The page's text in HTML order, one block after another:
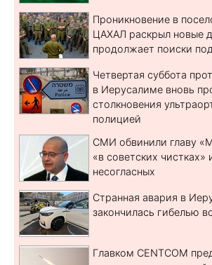
Проникновение в
ЦАХАЛ раскрыл новые
продолжает поиски
Четвертая суббота
в Иерусалиме вновь
столкновения
полицией
СМИ обвинили главу
«в советских чистках»
несогласных
Странная авария в
закончилась гибелью
Главком CENTCOM